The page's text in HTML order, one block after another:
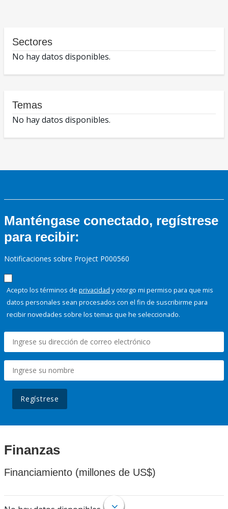
Sectores
No hay datos disponibles.
Temas
No hay datos disponibles.
Manténgase conectado, regístrese
para recibir:
Notificaciones sobre Project P000560
Acepto los términos de privacidad y otorgo mi permiso para que mis
datos personales sean procesados con el fin de suscribirme para
recibir novedades sobre los temas que he seleccionado.
Regístrese
Finanzas
Financiamiento (millones de US$)